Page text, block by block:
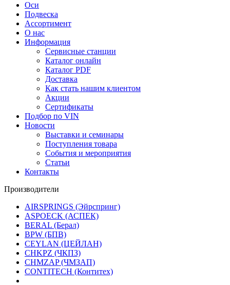
Оси
Подвеска
Ассортимент
О нас
Информация
Сервисные станции
Каталог онлайн
Каталог PDF
Доставка
Как стать нашим клиентом
Акции
Сертификаты
Подбор по VIN
Новости
Выставки и семинары
Поступления товара
События и мероприятия
Статьи
Контакты
Производители
AIRSPRINGS (Эйрспринг)
ASPOECK (АСПЕК)
BERAL (Берал)
BPW (БПВ)
CEYLAN (ЦЕЙЛАН)
CHKPZ (ЧКПЗ)
CHMZAP (ЧМЗАП)
CONTITECH (Контитех)